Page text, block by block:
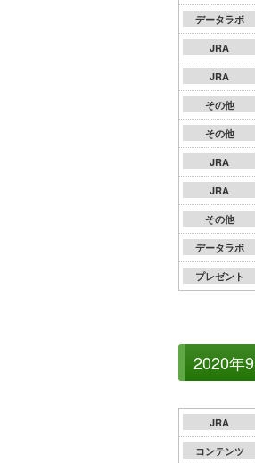
データラボ
JRA
JRA
その他
その他
JRA
JRA
その他
データラボ
プレゼント
2020年
JRA
コンテンツ